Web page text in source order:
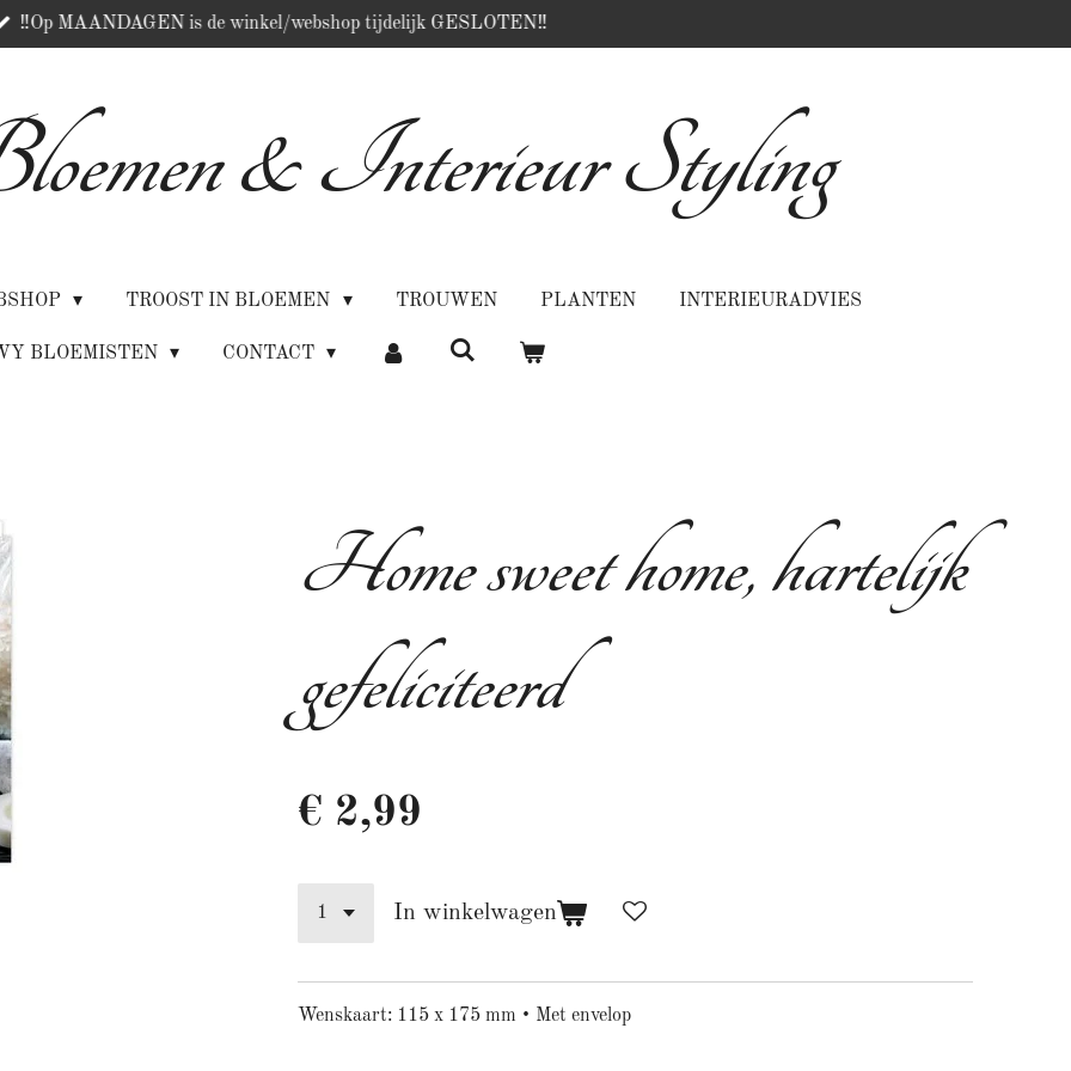
‼️Op MAANDAGEN is de winkel/webshop tijdelijk GESLOTEN‼️
& Interieur Styling
TROOST IN BLOEMEN TROUWEN PLANTEN INTERIEURADVIES
BLOEMISTEN CONTACT
Home sweet home, hartelijk
gefeliciteerd
€ 2,99
In winkelwagen
Wenskaart: 115 x 175 mm • Met envelop